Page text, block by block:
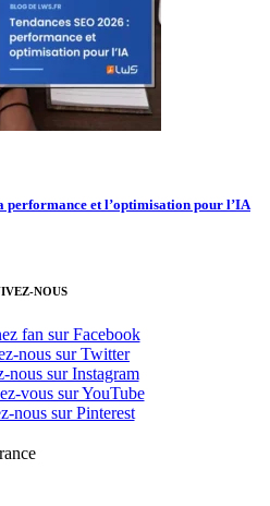
performance et l’optimisation pour l’IA
NOUS
fan sur Facebook
nous sur Twitter
nous sur Instagram
vous sur YouTube
nous sur Pinterest